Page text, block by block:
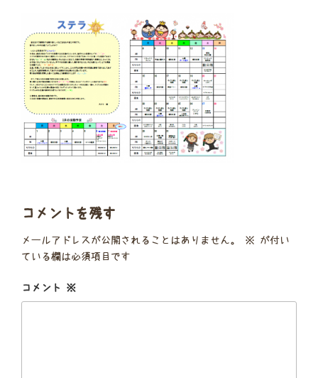
コメントを残す
メールアドレスが公開されることはありません。 ※ が付い
ている欄は必須項目です
コメント ※